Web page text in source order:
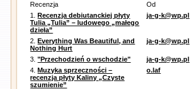
Recenzja
Od
1.Recenzja debiutanckiej płyty
Tulia „Tulia” – ludowego „małego
dzieła”
ja-g-k@wp.pl
2.Everything Was Beautiful, and
Nothing Hurt
ja-g-k@wp.pl
3."Przechodzień o wschodzie"
ja-g-k@wp.pl
4.Muzyka sprzeczności –
recenzja płyty Kaliny „Czyste
szumienie”
o.laf